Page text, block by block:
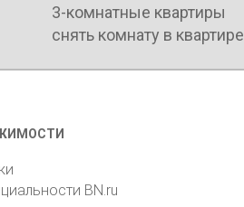
3-комнатные квартиры
снять комнату в квартире
BN.ru